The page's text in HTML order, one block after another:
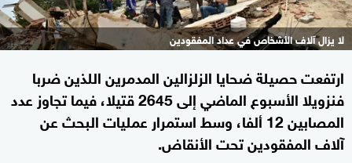
لا يزال آلاف الأشخاص في عداد المفقودين
ارتفعت حصيلة ضحايا الزلزالين المدمرين اللذين ضربا
فنزويلا الأسبوع الماضي إلى 2645 قتيلا، فيما تجاوز عدد
المصابين 12 ألفا، وسط استمرار عمليات البحث عن
آلاف المفقودين تحت الأنقاض.